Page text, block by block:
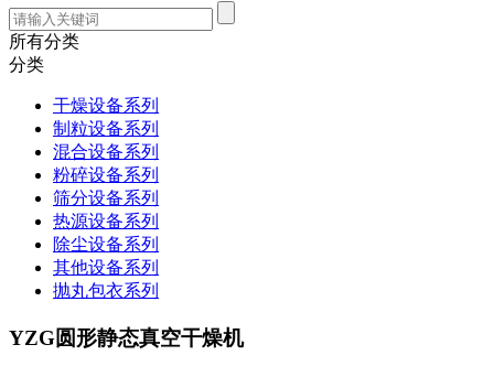
所有分类
分类
干燥设备系列
制粒设备系列
混合设备系列
粉碎设备系列
筛分设备系列
热源设备系列
除尘设备系列
其他设备系列
抛丸包衣系列
YZG圆形静态真空干燥机